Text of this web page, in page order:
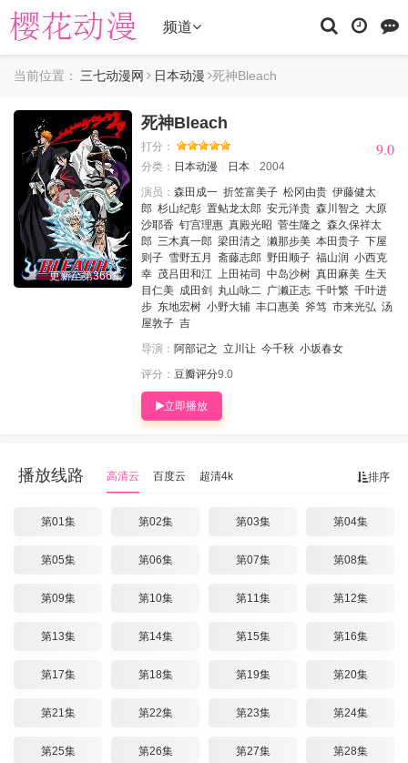
频道
当前位置： 三七动漫网 日本动漫 死神Bleach
更新至第366集
死神Bleach
打分： 9.0
分类： 日本动漫 日本
2004
演员： 森田成一 折笠富美子 松冈由贵 伊藤健太
郎 杉山纪彰 置鲇龙太郎 安元洋贵 森川智之
大原
沙耶香 钉宫理惠 真殿光昭 菅生隆之 森久保祥太
郎 三木真一郎 梁田清之 濑那步美 本田贵子 下屋
则子 雪野五月 斋藤志郎 野田顺子 福山润 小西克
幸 茂吕田和江 上田祐司 中岛沙树 真田麻美 生天
目仁美 成田剑 丸山咏二 广濑正志 千叶繁 千叶进
步 东地宏树 小野大辅 丰口惠美 斧笃 市来光弘 汤
屋敦子 吉
导演： 阿部记之 立川让 今千秋 小坂春女
评分： 豆瓣评分9.0
立即播放
排序
播放线路 高清云 百度云 超清4k
第01集 第02集 第03集 第04集
第05集 第06集 第07集 第08集
第09集 第10集 第11集 第12集
第13集 第14集 第15集 第16集
第17集 第18集 第19集 第20集
第21集 第22集 第23集 第24集
第25集 第26集 第27集 第28集